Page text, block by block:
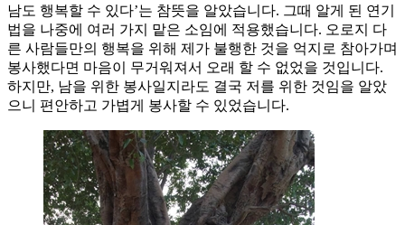
남도 행복할 수 있다’는 참뜻을 알았습니다. 그때 알게 된 연기
법을 나중에 여러 가지 맡은 소임에 적용했습니다. 오로지 다
른 사람들만의 행복을 위해 제가 불행한 것을 억지로 참아가며
봉사했다면 마음이 무거워져서 오래 할 수 없었을 것입니다.
하지만, 남을 위한 봉사일지라도 결국 저를 위한 것임을 알았
으니 편안하고 가볍게 봉사할 수 있었습니다.